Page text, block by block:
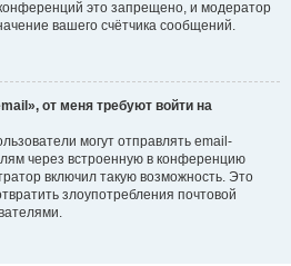
это запрещено, и модератор
вашего счётчика сообщений.
от меня требуют войти на
могут отправлять email-
через встроенную в конференцию
включил такую возможность. Это
злоупотребления почтовой